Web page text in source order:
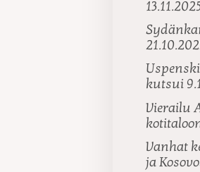
kutsui
Vierailu
Vanhat
ja